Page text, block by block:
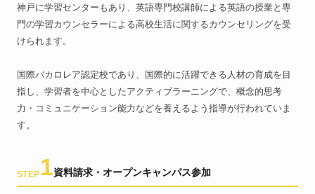
神戸に学習センターもあり、英語専門校講師による英語の授業と専
門の学習カウンセラーによる高校生活に関するカウンセリングを受
けられます。
国際バカロレア認定校であり、国際的に活躍できる人材の育成を目
指し、学習者を中心としたアクティブラーニングで、概念的思考
力・コミュニケーション能力などを養えるよう指導が行われていま
す。
STEP 1資料請求・オープンキャンパス参加